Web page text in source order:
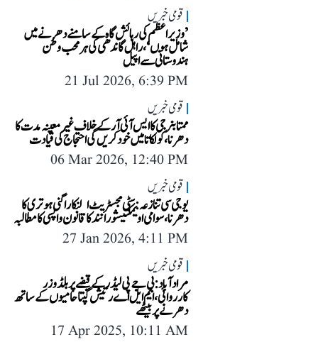
قومی خبریں
’وزیراعظم کی رہائش گاہ کے سامنے دھرنے میں
شامل ہوں‘، راہل گاندھی کی ہر محب وطن
ہندوستانی سے اپیل
21 Jul 2026, 6:39 PM
قومی خبریں
ممتا بنرجی کا ایس آئی آر کے خلاف غیر معینہ مدت کا
دھرنا، کولکاتا میں خود کریں گی احتجاج کی قیادت
06 Mar 2026, 12:40 PM
قومی خبریں
یو جی سی تنازعہ: سٹی مجسٹریٹ النکار اگنی ہوتری کا
دھرنا، سوامی اویمکتیشورانند کا قانون واپسی کا مطالبہ
27 Jan 2026, 4:11 PM
قومی خبریں
مرادآباد: بی جے پی لیڈر کے قبضے پر بلڈوزر
کارروائی، ایم ایل اے رتیش گپتا حامیوں کے ساتھ
دھرنے پر بیٹھے
17 Apr 2025, 10:11 AM